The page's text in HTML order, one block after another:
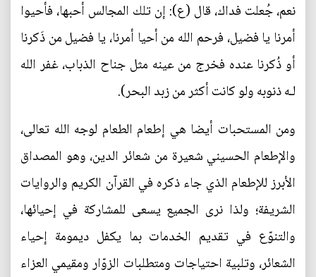
نعم، جُعلت فداك، قال (ع): إن تلك المجالس أحبها، فأحيوا
أمرنا يا فضيل، فرحم الله من أحيا أمرنا، يا فضيل من ذَكرنا
أو ذُكرنا عنده فخرج من عينه مثل جناح الذباب، غفر الله
لـه ذنوبه ولو كانت أكثر من زبد البحر).
ومن المستحبات أيضا هي إطعام الطعام لوجه الله تعالى،
والإطعام الحسيني شعيرة من شعائر الدين، وهو المصداق
الأبرز للإطعام الذي جاء ذكره في القرآن الكريم والروايات
الشريفة؛ ولذا نرى الجميع يسعى للمشاركة في إحيائها،
والتنوّع في تقديم الخدمات بما يكفل ديمومة إحياء
الشعائر، وتلبية احتياجات ومتطلبات الزوّار ومقيمي العزاء